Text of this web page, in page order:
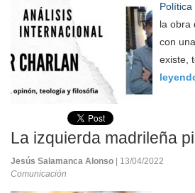
la obra
con
existe,
La izquierda madrileña
Jesús Salamanca Alonso
| 13/04/2022
Comunicación